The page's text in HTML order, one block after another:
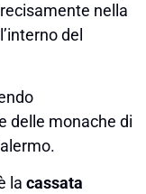
nella
del
delle monache di
la cassata